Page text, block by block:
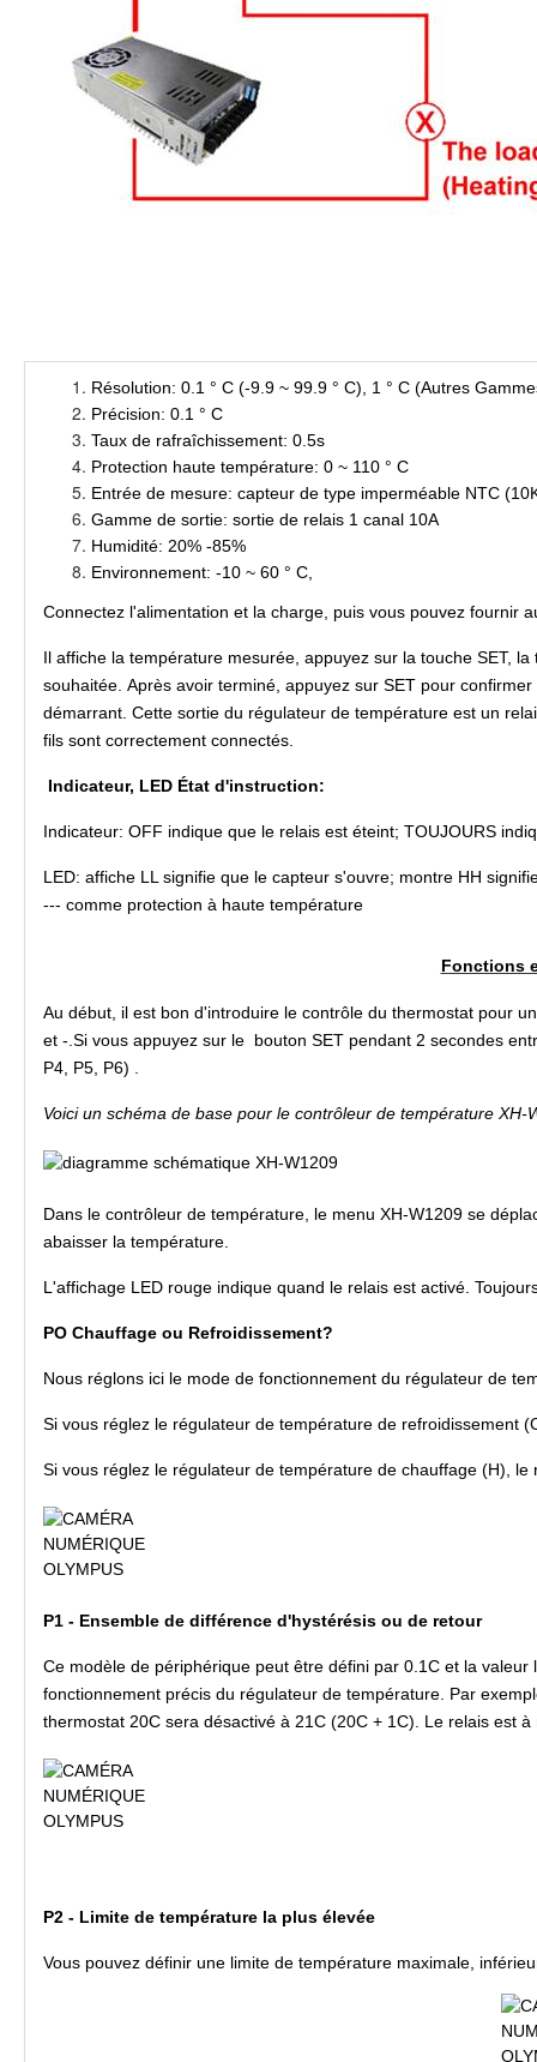
Résolution: 0.1 ° C (-9.9 ~ 99.9 ° C), 1 ° C (Autres
Précision: 0.1 ° C
Taux de rafraîchissement: 0.5s
Protection haute température: 0 ~ 110 ° C
Entrée de mesure: capteur de type imperméable NTC
Gamme de sortie: sortie de relais 1 canal 10A
Humidité: 20% -85%
Environnement: -10 ~ 60 ° C,
Connectez l'alimentation et la charge, puis vous pouvez fournir
Il affiche la température mesurée, appuyez sur la touche SET,
souhaitée. Après avoir terminé, appuyez sur SET pour
démarrant. Cette sortie du régulateur de température est un
fils sont correctement connectés.
Indicateur, LED État d'instruction:
Indicateur: OFF indique que le relais est éteint; TOUJOURS
LED: affiche LL signifie que le capteur s'ouvre; montre HH
--- comme protection à haute température
Fonctions
Au début, il est bon d'introduire le contrôle du thermostat pour
et -.Si vous appuyez sur le bouton SET pendant 2 secondes
P4, P5, P6) .
Voici un schéma de base pour le contrôleur de température XH-
Dans le contrôleur de température, le menu XH-W1209 se
abaisser la température.
L'affichage LED rouge indique quand le relais est activé.
PO Chauffage ou Refroidissement?
Nous réglons ici le mode de fonctionnement du régulateur de
Si vous réglez le régulateur de température de refroidissement
Si vous réglez le régulateur de température de chauffage (H),
P1 - Ensemble de différence d'hystérésis ou de retour
Ce modèle de périphérique peut être défini par 0.1C et la
fonctionnement précis du régulateur de température. Par
thermostat 20C sera désactivé à 21C (20C + 1C). Le relais est
P2 - Limite de température la plus élevée
Vous pouvez définir une limite de température maximale,